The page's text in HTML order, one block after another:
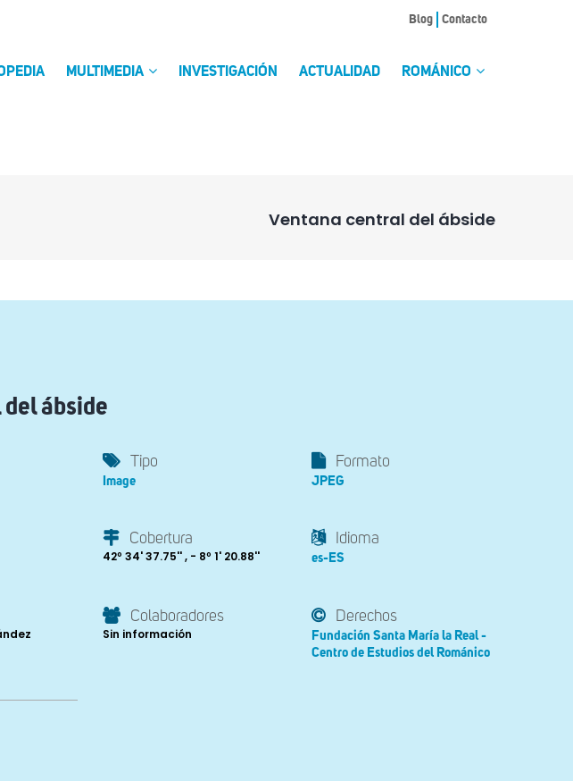
Blog Contacto
MULTIMEDIA INVESTIGACIÓN ACTUALIDAD ROMÁNICO
Ventana central del ábside
ábside
Tipo
Image
Formato
JPEG
Cobertura
42º 34' 37.75'' , - 8º 1' 20.88''
Idioma
es-ES
Colaboradores
Sin información
Derechos
Fundación Santa María la Real -
Centro de Estudios del Románico